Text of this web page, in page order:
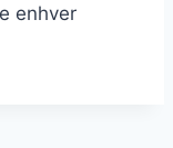
enhver